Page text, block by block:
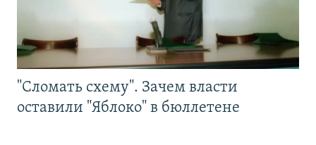
"Сломать схему". Зачем власти
оставили "Яблоко" в бюллетене